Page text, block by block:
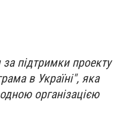
за підтримки проекту
в Україні", яка
організацією